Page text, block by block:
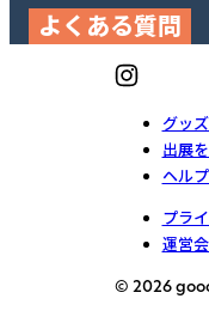
よくある質問
グッ
出展
ヘル
プラ
運営
© 2026